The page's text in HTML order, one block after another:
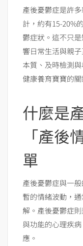
產後憂鬱症是許
計，約有15-20%
鬱症狀。這不只
響日常生活與親
本質、及時檢測
健康養育寶寶的關
什麼是
「產後
單
產後憂鬱症與一
暫的情緒波動，
解。產後憂鬱症
與功能的心理疾
應。